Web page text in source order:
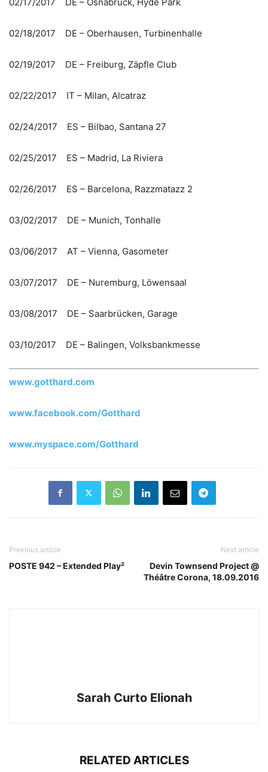
02/18/2017 DE – Oberhausen, Turbinenhalle
02/19/2017 DE – Freiburg, Zäpfle Club
02/22/2017 IT – Milan, Alcatraz
02/24/2017 ES – Bilbao, Santana 27
02/25/2017 ES – Madrid, La Riviera
02/26/2017 ES – Barcelona, Razzmatazz 2
03/02/2017 DE – Munich, Tonhalle
03/06/2017 AT – Vienna, Gasometer
03/07/2017 DE – Nuremburg, Löwensaal
03/08/2017 DE – Saarbrücken, Garage
03/10/2017 DE – Balingen, Volksbankmesse
www.gotthard.com
www.facebook.com/Gotthard
www.myspace.com/Gotthard
Previous article
POSTE 942 – Extended Play²
Next article
Devin Townsend Project @
Théâtre Corona, 18.09.2016
Sarah Curto Elionah
RELATED ARTICLES